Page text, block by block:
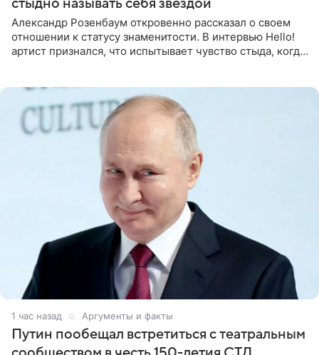
стыдно называть себя звездой
Александр Розенбаум откровенно рассказал о своем
отношении к статусу знаменитости. В интервью Hello!
артист признался, что испытывает чувство стыда, когда
1 час назад Аргументы и факты
Путин пообещал встретиться с театральным